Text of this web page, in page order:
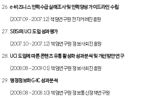
e-비즈니스 인력수급 실태조사 및 인력양성 가이드라인 수립
(2007.09 - 2007.12) 책임연구원 전자거래진흥원
SBSi의 UCI 도입 성과평가
(2007.10 – 2007.12) 책임연구원 정보사회진흥원
UCI 도입에 따른 콘텐츠 유통 활성화 성과분석 및 개선방안 연구
(2008.08 – 2009.01) 책임연구원 정보사회진흥원
행정정보화 G4C 성과분석
(2008.08 – 2008.10) 책임연구원 정보통신정책연구원